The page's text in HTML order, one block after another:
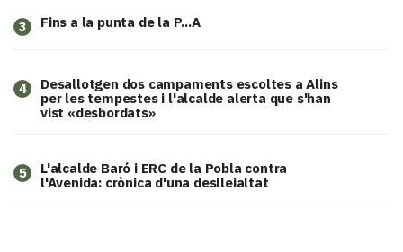
3 Fins a la punta de la P...A
4
​Desallotgen dos campaments escoltes a Alins
per les tempestes i l'alcalde alerta que s'han
vist «desbordats»
5
L'alcalde Baró i ERC de la Pobla contra
l'Avenida: crònica d'una deslleialtat